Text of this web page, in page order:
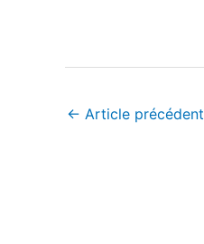
← Article précédent